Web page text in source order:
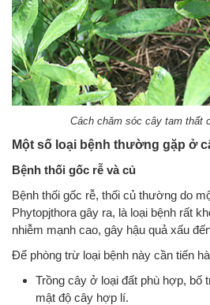
Cách chăm sóc cây tam thất
Một số loại bệnh thường gặp ở
Bệnh thối gốc rễ và củ
Bệnh thối gốc rễ, thối củ thường do
Phytopjthora gây ra, là loại bệnh rất
nhiễm mạnh cao, gây hậu quả xấu
Để phòng trừ loại bệnh này cần tiến
Trồng cây ở loại đất phù hợp, bố
mật độ cây hợp lí.